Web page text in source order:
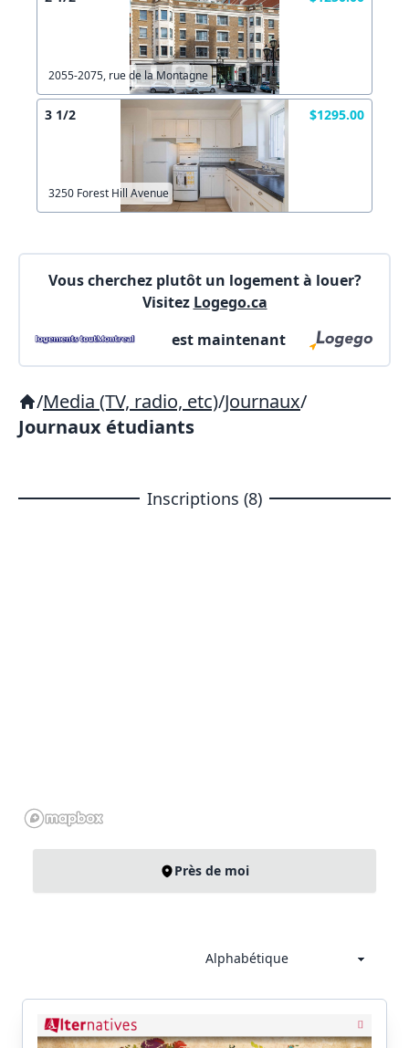
2055-2075, rue de la Montagne
3 1/2 $1295.00
3250 Forest Hill Avenue
Vous cherchez plutôt un logement à louer?
Visitez Logego.ca
est maintenant
/Media (TV, radio, etc)/Journaux/
Journaux étudiants
Inscriptions (8)
Près de moi